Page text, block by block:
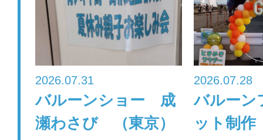
o
k
2026.07.31
バルーンショー 成
瀬わさび （東京）
2026.07.28
バルーン
ット制